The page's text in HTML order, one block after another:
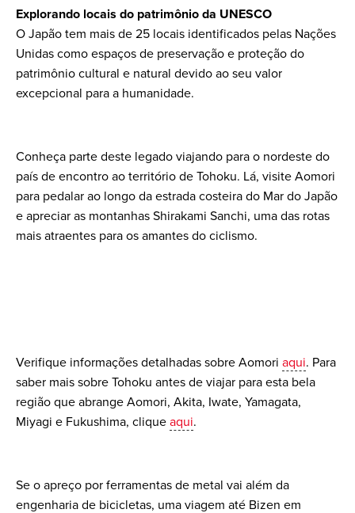
Explorando locais do patrimônio da UNESCO
O Japão tem mais de 25 locais identificados pelas Nações
Unidas como espaços de preservação e proteção do
patrimônio cultural e natural devido ao seu valor
excepcional para a humanidade.
Conheça parte deste legado viajando para o nordeste do
país de encontro ao território de Tohoku. Lá, visite Aomori
para pedalar ao longo da estrada costeira do Mar do Japão
e apreciar as montanhas Shirakami Sanchi, uma das rotas
mais atraentes para os amantes do ciclismo.
Verifique informações detalhadas sobre Aomori aqui. Para
saber mais sobre Tohoku antes de viajar para esta bela
região que abrange Aomori, Akita, Iwate, Yamagata,
Miyagi e Fukushima, clique aqui.
Se o apreço por ferramentas de metal vai além da
engenharia de bicicletas, uma viagem até Bizen em